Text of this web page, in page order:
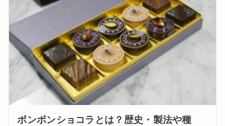
ボンボンショコラとは？歴史・製法や種